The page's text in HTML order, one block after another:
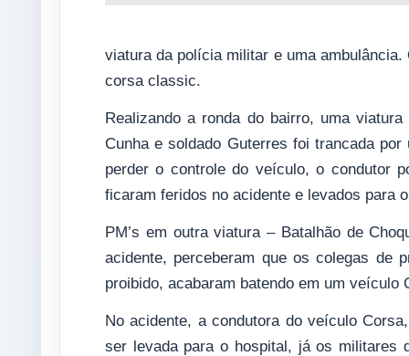
viatura da polícia militar e uma
corsa classic.
Realizando a ronda do bairro, uma
Cunha e soldado Guterres foi trancada
perder o controle do veículo, o condutor
ficaram feridos no acidente e levados para
PM’s em outra viatura – Batalhão de
acidente, perceberam que os colegas de
proibido, acabaram batendo em um
No acidente, a condutora do veículo
ser levada para o hospital, já os militares